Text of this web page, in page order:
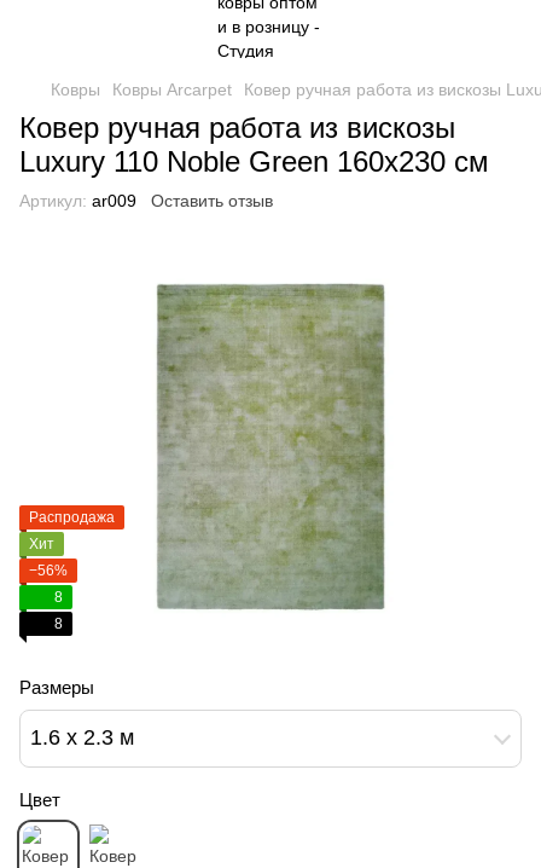
Ковры Ковры Arcarpet Ковер ручная работа из вискозы
Ковер ручная работа из вискозы
Luxury 110 Noble Green 160х230 см
Артикул: ar009 Оставить отзыв
Распродажа
Хит
−56%
8
8
Размеры
1.6 х 2.3 м
Цвет